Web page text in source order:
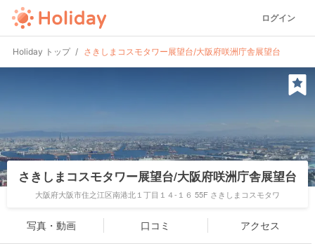
ログイン
Holiday トップ さきしまコスモタワー展望台/大阪府咲洲庁舎展望台
さきしまコスモタワー展望台/大阪府咲洲庁舎展望台
大阪府大阪市住之江区南港北１丁目１４-１６ 55F さきしまコスモタワ
写真・動画 口コミ アクセス